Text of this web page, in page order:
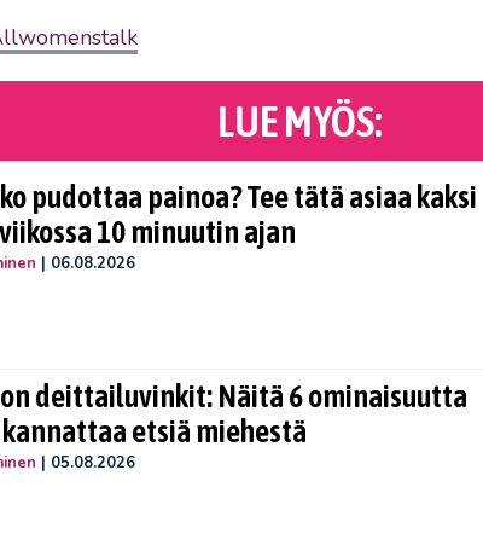
LUE MYÖS:
pudottaa painoa? Tee tätä asiaa kaksi
10 minuutin ajan
| 06.08.2026
deittailuvinkit: Näitä 6 ominaisuutta
etsiä miehestä
| 05.08.2026